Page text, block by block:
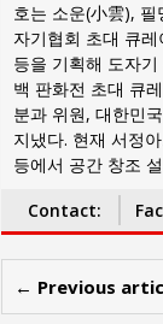
호는 소운(小雲),
자기협회 초대 큐
등을 기획해 도자
백 판화전 초대 큐
분과 위원, 대한민
지냈다. 현재 서정
등에서 공간 창조
Contact:
← Previous